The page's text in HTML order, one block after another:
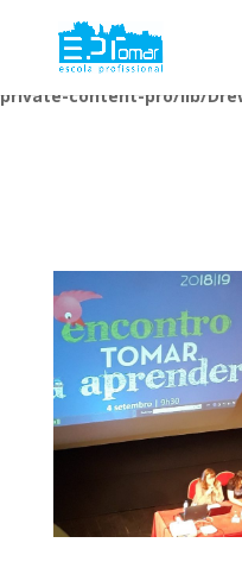
Warning: Undefined array key 1
/home/escolaprofission/
private-content-pro/lib/